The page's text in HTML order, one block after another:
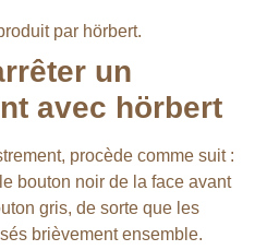
par hörbert.
un
avec hörbert
procède comme suit :
bouton noir de la face avant
gris, de sorte que les
brièvement ensemble.